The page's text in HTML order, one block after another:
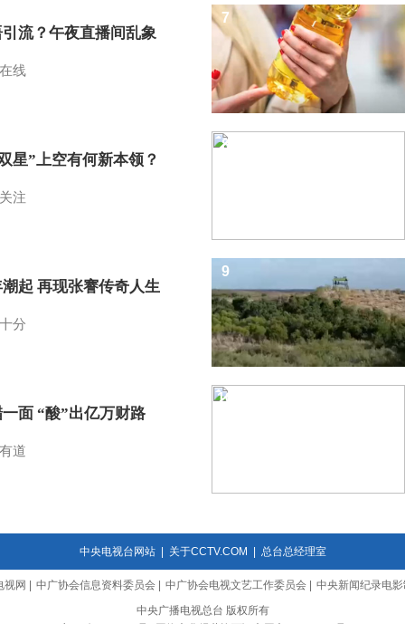
流？午夜直播间乱象
线
星”上空有何新本领？
注
起 再现张謇传奇人生
分
面 “酸”出亿万财路
道
7
8
9
10
中央电视台网站| 关于CCTV.COM 总台总经理室
视网 中广协会信息资料委员会 中广协会电视文艺工作委员会
中央新闻纪录电
中央广播电视总台 版权所有